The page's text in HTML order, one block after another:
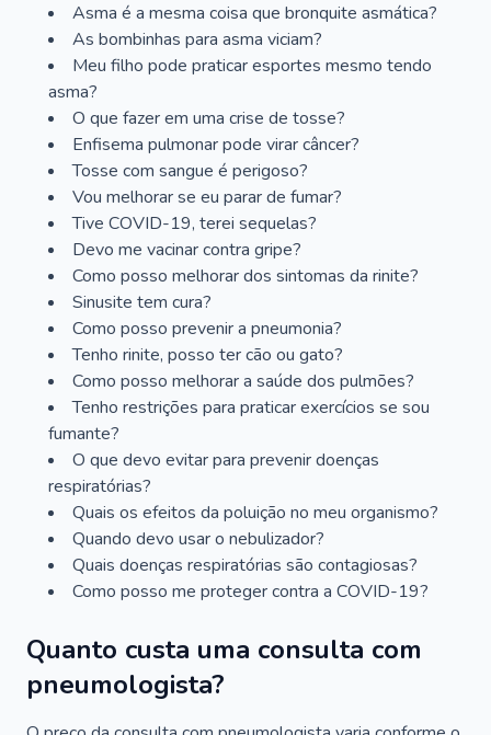
Asma é a mesma coisa que bronquite asmática?
As bombinhas para asma viciam?
Meu filho pode praticar esportes mesmo tendo
asma?
O que fazer em uma crise de tosse?
Enfisema pulmonar pode virar câncer?
Tosse com sangue é perigoso?
Vou melhorar se eu parar de fumar?
Tive COVID-19, terei sequelas?
Devo me vacinar contra gripe?
Como posso melhorar dos sintomas da rinite?
Sinusite tem cura?
Como posso prevenir a pneumonia?
Tenho rinite, posso ter cão ou gato?
Como posso melhorar a saúde dos pulmões?
Tenho restrições para praticar exercícios se sou
fumante?
O que devo evitar para prevenir doenças
respiratórias?
Quais os efeitos da poluição no meu organismo?
Quando devo usar o nebulizador?
Quais doenças respiratórias são contagiosas?
Como posso me proteger contra a COVID-19?
Quanto custa uma consulta com
pneumologista?